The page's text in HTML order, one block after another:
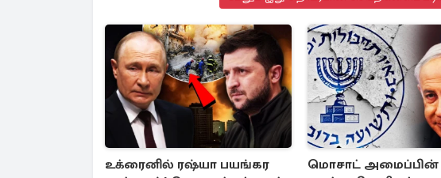
உக்ரைனில் ரஷ்யா பயங்கர
மொசாட் அமைப்பின்